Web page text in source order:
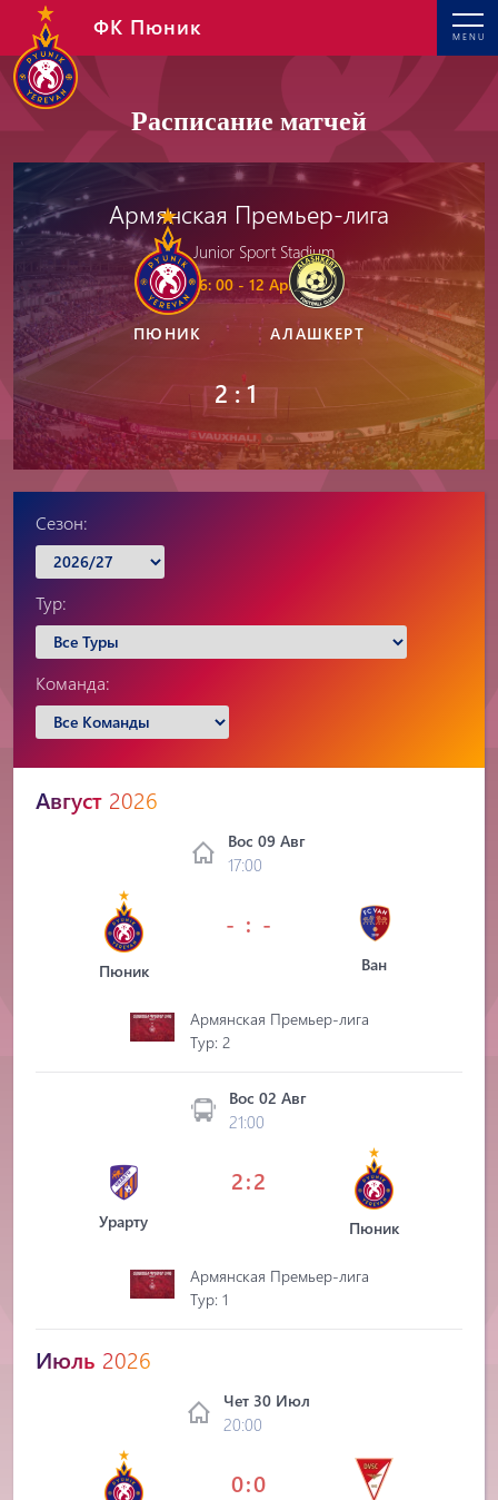
MENU
ФК Пюник
Расписание матчей
Армянская Премьер-лига
Junior Sport Stadium
16: 00 - 12 Apr, 2024
ПЮНИК
2 : 1
АЛАШКЕРТ
Сезон:
Тур:
Команда:
Август 2026
Вос 09 Авг
17:00
Пюник
- : -
Ван
Армянская Премьер-лига
Tур: 2
Вос 02 Авг
21:00
Урарту
2:2
Пюник
Армянская Премьер-лига
Tур: 1
Июль 2026
Чет 30 Июл
20:00
0:0